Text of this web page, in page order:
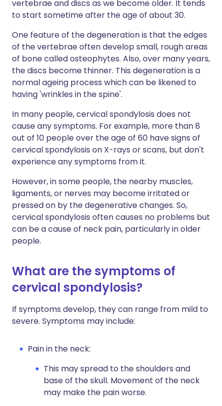
vertebrae and discs as we become older. It tends
to start sometime after the age of about 30.
One feature of the degeneration is that the edges
of the vertebrae often develop small, rough areas
of bone called osteophytes. Also, over many years,
the discs become thinner. This degeneration is a
normal ageing process which can be likened to
having 'wrinkles in the spine'.
In many people, cervical spondylosis does not
cause any symptoms. For example, more than 8
out of 10 people over the age of 60 have signs of
cervical spondylosis on X-rays or scans, but don't
experience any symptoms from it.
However, in some people, the nearby muscles,
ligaments, or nerves may become irritated or
pressed on by the degenerative changes. So,
cervical spondylosis often causes no problems but
can be a cause of neck pain, particularly in older
people.
What are the symptoms of
cervical spondylosis?
If symptoms develop, they can range from mild to
severe. Symptoms may include:
Pain in the neck:
This may spread to the shoulders and
base of the skull. Movement of the neck
may make the pain worse.